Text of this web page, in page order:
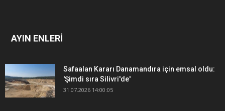
AYIN ENLERİ
Safaalan Kararı Danamandıra için emsal oldu:
'Şimdi sıra Silivri'de'
31.07.2026 14:00:05